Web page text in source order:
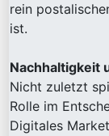
rein
ist.
Nachhaltigkeit
Nicht zuletzt
Rolle im
Digitales